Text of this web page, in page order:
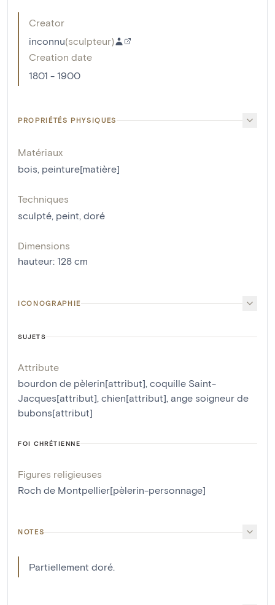
Creator
inconnu(sculpteur)
Creation date
1801 - 1900
PROPRIÉTÉS PHYSIQUES
Matériaux
bois, peinture[matière]
Techniques
sculpté, peint, doré
Dimensions
hauteur: 128 cm
ICONOGRAPHIE
SUJETS
Attribute
bourdon de pèlerin[attribut], coquille Saint-
Jacques[attribut], chien[attribut], ange soigneur de
bubons[attribut]
FOI CHRÉTIENNE
Figures religieuses
Roch de Montpellier[pèlerin-personnage]
NOTES
Partiellement doré.